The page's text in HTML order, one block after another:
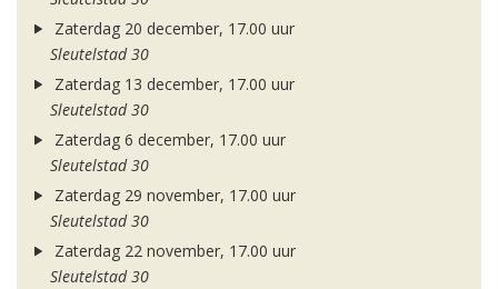
Zaterdag 20 december, 17.00 uur
Sleutelstad 30
Zaterdag 13 december, 17.00 uur
Sleutelstad 30
Zaterdag 6 december, 17.00 uur
Sleutelstad 30
Zaterdag 29 november, 17.00 uur
Sleutelstad 30
Zaterdag 22 november, 17.00 uur
Sleutelstad 30